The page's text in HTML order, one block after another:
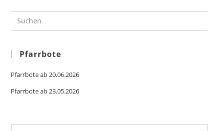
Pfarrbote
Pfarrbote ab 20.06.2026
Pfarrbote ab 23.05.2026